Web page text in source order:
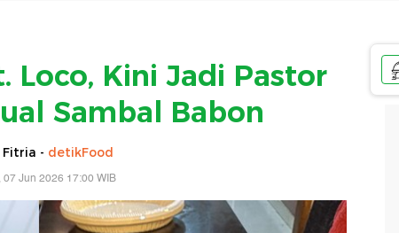
Loco, Kini Jadi Pastor
Sambal Babon
Fitria - detikFood
07 Jun 2026 17:00 WIB